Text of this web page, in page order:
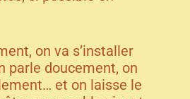
on va s’installer
parle doucement, on
et on laisse le